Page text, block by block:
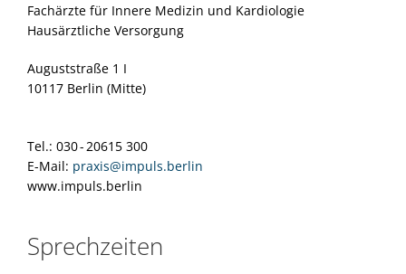
Fachärzte für Innere Medizin und Kardiologie
Hausärztliche Versorgung
Auguststraße 1 I
10117 Berlin (Mitte)
Tel.: 030 - 20615 300
E-Mail: praxis@impuls.berlin
www.impuls.berlin
Sprechzeiten